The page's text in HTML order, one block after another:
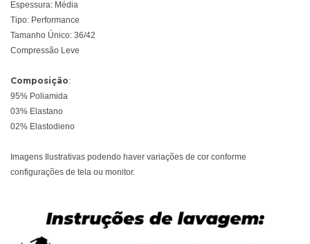
Espessura: Média
Tipo: Performance
Tamanho Único: 36/42
Compressão Leve
Composição:
95% Poliamida
03% Elastano
02% Elastodieno
Imagens Ilustrativas podendo haver variações de cor conforme
configurações de tela ou monitor.